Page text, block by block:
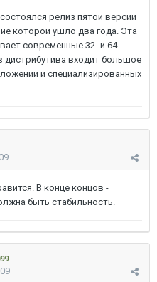
релиз пятой версии
которой ушло два года. Эта
современные 32- и 64-
входит большое
и специализированных
В конце концов -
быть стабильность.